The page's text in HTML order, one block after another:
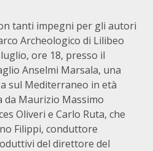
tanti impegni per gli autori
Archeologico di Lilibeo
ore 18, presso il
Anselmi Marsala, una
sul Mediterraneo in età
Maurizio Massimo
Oliveri e Carlo Ruta, che
Filippi, conduttore
del direttore del